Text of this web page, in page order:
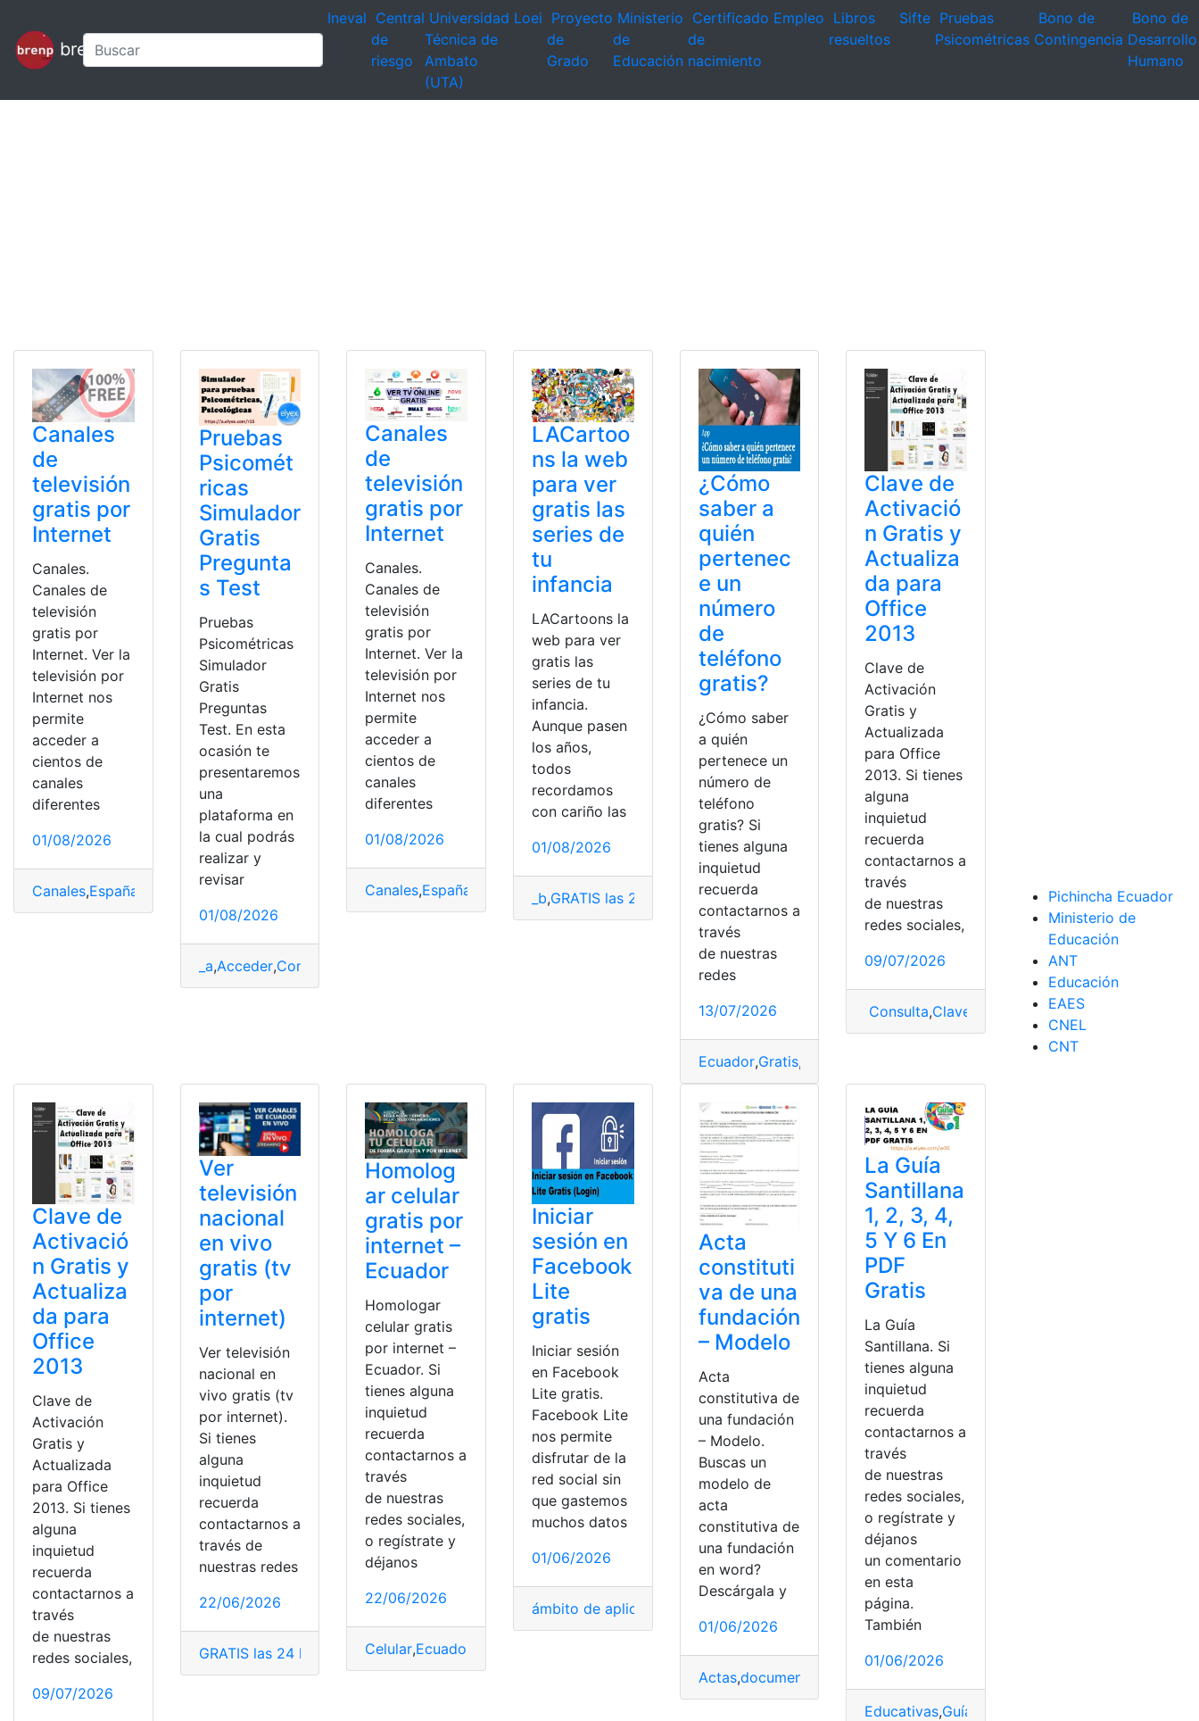
brenp
Ineval Central
de
riesgo
Universidad
Técnica de
Ambato
(UTA)
Loei Proyecto
de
Grado
Ministerio
de
Educación
Certificado
de
nacimiento
Empleo Libros
resueltos
Sifte Pruebas
Psicométricas
Bono de
Contingencia
Bono de
Desarrollo
Humano
Canales
de
televisión
gratis por
Internet
Canales.
Canales de
televisión
gratis por
Internet. Ver la
televisión por
Internet nos
permite
acceder a
cientos de
canales
diferentes
01/08/2026
Canales,España Internet
Pruebas
Psicomét
ricas
Simulador
Gratis
Pregunta
s Test
Pruebas
Psicométricas
Simulador
Gratis
Preguntas
Test. En esta
ocasión te
presentaremos
una
plataforma en
la cual podrás
realizar y
revisar
01/08/2026
_a,Acceder,Consultas Psicométricas
Canales
de
televisión
gratis por
Internet
Canales.
Canales de
televisión
gratis por
Internet. Ver la
televisión por
Internet nos
permite
acceder a
cientos de
canales
diferentes
01/08/2026
Canales,España Internet,Televisión
LACartoo
ns la web
para ver
gratis las
series de
tu
infancia
LACartoons la
web para ver
gratis las
series de tu
infancia.
Aunque pasen
los años,
todos
recordamos
con cariño las
01/08/2026
_b,GRATIS las 24 horas Infancia,LACartoons Sitio web,Web
¿Cómo
saber a
quién
pertenec
e un
número
de
teléfono
gratis?
¿Cómo saber
a quién
pertenece un
número de
teléfono
gratis? Si
tienes alguna
inquietud
recuerda
contactarnos a
través
de nuestras
redes
13/07/2026
Ecuador,Gratis,
Clave de
Activació
n Gratis y
Actualiza
da para
Office
2013
Clave de
Activación
Gratis y
Actualizada
para Office
2013. Si tienes
alguna
inquietud
recuerda
contactarnos a
través
de nuestras
redes sociales,
09/07/2026
Consulta,Clave Microsoft Office
Clave de
Activació
n Gratis y
Actualiza
da para
Office
2013
Clave de
Activación
Gratis y
Actualizada
para Office
2013. Si tienes
alguna
inquietud
recuerda
contactarnos a
través
de nuestras
redes sociales,
09/07/2026
Ver
televisión
nacional
en vivo
gratis (tv
por
internet)
Ver televisión
nacional en
vivo gratis (tv
por internet).
Si tienes
alguna
inquietud
recuerda
contactarnos a
través de
nuestras redes
22/06/2026
GRATIS las 24 horas Internet,Nacional,sin pagar
Homolog
ar celular
gratis por
internet –
Ecuador
Homologar
celular gratis
por internet –
Ecuador. Si
tienes alguna
inquietud
recuerda
contactarnos a
través
de nuestras
redes sociales,
o regístrate y
déjanos
22/06/2026
Celular,Ecuador
Iniciar
sesión en
Facebook
Lite
gratis
Iniciar sesión
en Facebook
Lite gratis.
Facebook Lite
nos permite
disfrutar de la
red social sin
que gastemos
muchos datos
01/06/2026
ámbito de aplicación aplicación del programa
Acta
constituti
va de una
fundación
– Modelo
Acta
constitutiva de
una fundación
– Modelo.
Buscas un
modelo de
acta
constitutiva de
una fundación
en word?
Descárgala y
01/06/2026
Actas,documentos
La Guía
Santillana
1, 2, 3, 4,
5 Y 6 En
PDF
Gratis
La Guía
Santillana. Si
tienes alguna
inquietud
recuerda
contactarnos a
través
de nuestras
redes sociales,
o regístrate y
déjanos
un comentario
en esta
página.
También
01/06/2026
Educativas,Guía
Pichincha Ecuador
Ministerio de
Educación
ANT
Educación
EAES
CNEL
CNT